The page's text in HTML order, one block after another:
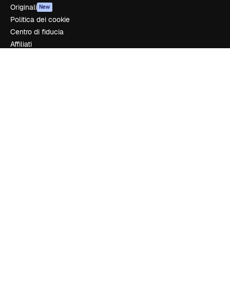
Originali New
Politica dei cookie
Centro di fiducia
Affiliati